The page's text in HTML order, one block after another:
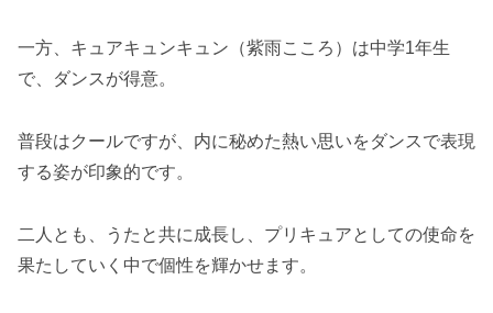
一方、キュアキュンキュン（紫雨こころ）は中学1年生
で、ダンスが得意。
普段はクールですが、内に秘めた熱い思いをダンスで表現
する姿が印象的です。
二人とも、うたと共に成長し、プリキュアとしての使命を
果たしていく中で個性を輝かせます。